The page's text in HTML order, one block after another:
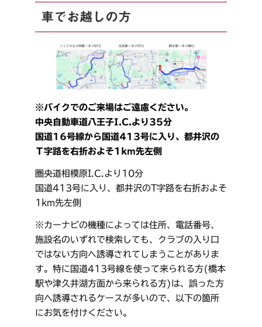
車でお越しの方
※バイクでのご来場はご遠慮ください。
中央自動車道八王子I.C.より35分
国道16号線から国道413号に入り、都井沢の
Ｔ字路を右折およそ1km先左側
圏央道相模原I.C.より10分
国道413号に入り、都井沢のT字路を右折およそ
1km先左側
※カーナビの機種によっては住所、電話番号、
施設名のいずれで検索しても、クラブの入り口
ではない方向へ誘導されてしまうことがありま
す。特に国道413号線を使って来られる方(橋本
駅や津久井湖方面から来られる方)は、誤った方
向へ誘導されるケースが多いので、以下の箇所
にお気を付けください。